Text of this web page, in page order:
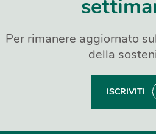
Per rimanere aggiornato
della
ISCRIVITI